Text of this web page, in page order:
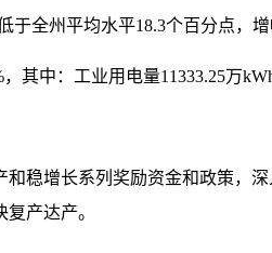
于全州平均水平18.3个百分点，增
其中：工业用电量11333.25万
稳增长系列奖励资金和政策，深
产达产。